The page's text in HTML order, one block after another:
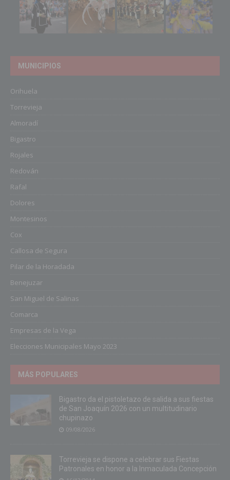
MUNICIPIOS
Orihuela
Torrevieja
Almoradí
Bigastro
Rojales
Redován
Rafal
Dolores
Montesinos
Cox
Callosa de Segura
Pilar de la Horadada
Benejuzar
San Miguel de Salinas
Comarca
Empresas de la Vega
Elecciones Municipales Mayo 2023
MÁS POPULARES
Bigastro da el pistoletazo de salida a sus fiestas
de San Joaquín 2026 con un multitudinario
chupinazo
09/08/2026
Torrevieja se dispone a celebrar sus Fiestas
Patronales en honor a la Inmaculada Concepción